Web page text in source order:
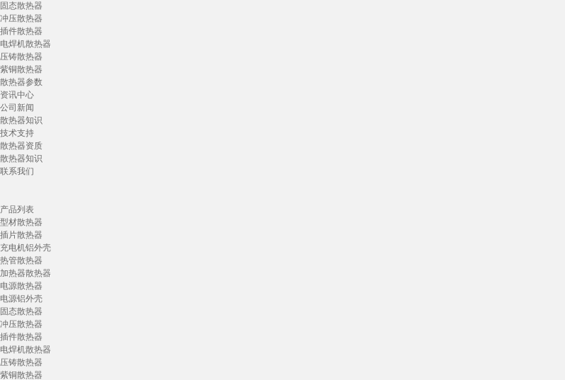
固态散热器
冲压散热器
插件散热器
电焊机散热器
压铸散热器
紫铜散热器
散热器参数
资讯中心
公司新闻
散热器知识
技术支持
散热器资质
散热器知识
联系我们
产品列表
型材散热器
插片散热器
充电机铝外壳
热管散热器
加热器散热器
电源散热器
电源铝外壳
固态散热器
冲压散热器
插件散热器
电焊机散热器
压铸散热器
紫铜散热器